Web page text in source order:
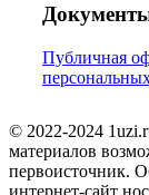
Публичная
© 2022-2024
материалов
первоисточник.
интернет-сайт